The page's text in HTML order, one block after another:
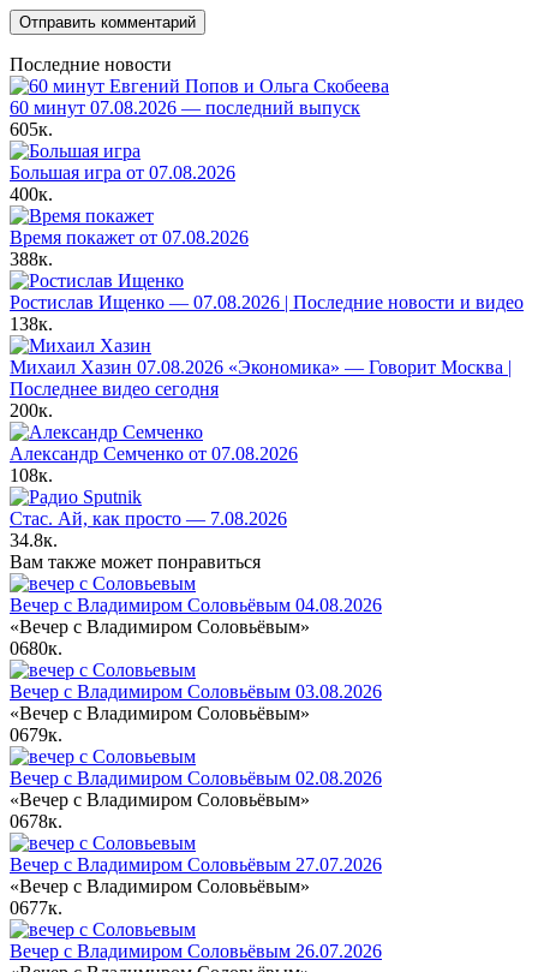
Последние новости
60 минут 07.08.2026 — последний выпуск
605к.
Большая игра от 07.08.2026
400к.
Время покажет от 07.08.2026
388к.
Ростислав Ищенко — 07.08.2026 | Последние новости и видео
138к.
Михаил Хазин 07.08.2026 «Экономика» — Говорит Москва |
Последнее видео сегодня
200к.
Александр Семченко от 07.08.2026
108к.
Стас. Ай, как просто — 7.08.2026
34.8к.
Вам также может понравиться
Вечер с Владимиром Соловьёвым 04.08.2026
«Вечер с Владимиром Соловьёвым»
0680к.
Вечер с Владимиром Соловьёвым 03.08.2026
«Вечер с Владимиром Соловьёвым»
0679к.
Вечер с Владимиром Соловьёвым 02.08.2026
«Вечер с Владимиром Соловьёвым»
0678к.
Вечер с Владимиром Соловьёвым 27.07.2026
«Вечер с Владимиром Соловьёвым»
0677к.
Вечер с Владимиром Соловьёвым 26.07.2026